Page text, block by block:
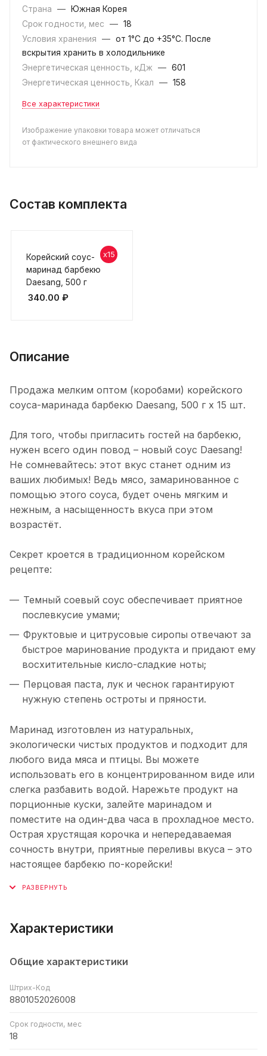
Страна
—
Южная Корея
Срок годности, мес
— 18
Условия хранения
— от 1°С до +35°C. После
вскрытия хранить в холодильнике
Энергетическая ценность, кДж
— 601
Энергетическая ценность, Ккал
— 158
Все характеристики
Изображение упаковки товара может отличаться
от фактического внешнего вида
Состав комплекта
x15
Корейский соус-
маринад барбекю
Daesang, 500 г
340.00 ₽
Описание
Продажа мелким оптом (коробами) корейского
соуса-маринада барбекю Daesang, 500 г х 15 шт.
Для того, чтобы пригласить гостей на барбекю,
нужен всего один повод – новый соус Daesang!
Не сомневайтесь: этот вкус станет одним из
ваших любимых! Ведь мясо, замаринованное с
помощью этого соуса, будет очень мягким и
нежным, а насыщенность вкуса при этом
возрастёт.
Секрет кроется в традиционном корейском
рецепте:
Темный соевый соус обеспечивает приятное
послевкусие умами;
Фруктовые и цитрусовые сиропы отвечают за
быстрое маринование продукта и придают ему
восхитительные кисло-сладкие ноты;
Перцовая паста, лук и чеснок гарантируют
нужную степень остроты и пряности.
Маринад изготовлен из натуральных,
экологически чистых продуктов и подходит для
любого вида мяса и птицы. Вы можете
использовать его в концентрированном виде или
слегка разбавить водой. Нарежьте продукт на
порционные куски, залейте маринадом и
поместите на один-два часа в прохладное место.
Острая хрустящая корочка и непередаваемая
сочность внутри, приятные переливы вкуса – это
настоящее барбекю по-корейски!
Характеристики
Общие характеристики
Штрих-Код
8801052026008
Срок годности, мес
18